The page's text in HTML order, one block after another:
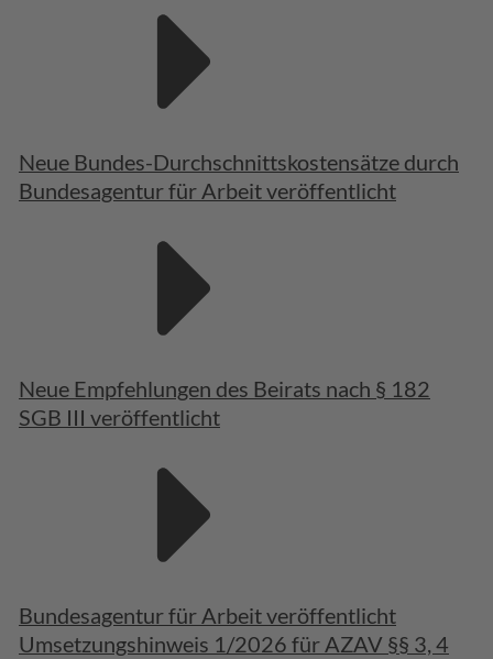
Neue Bundes-Durchschnittskostensätze durch
Bundesagentur für Arbeit veröffentlicht
Neue Empfehlungen des Beirats nach § 182
SGB III veröffentlicht
Bundesagentur für Arbeit veröffentlicht
Umsetzungshinweis 1/2026 für AZAV §§ 3, 4